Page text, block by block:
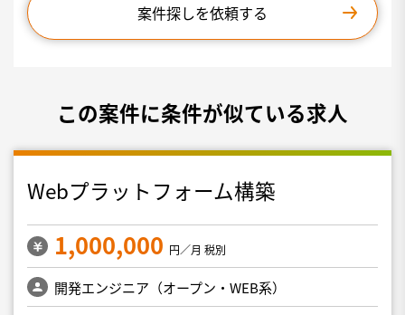
案件探しを依頼する
この案件に条件が似ている求人
Webプラットフォーム構築
1,000,000 円／月 税別
開発エンジニア（オープン・WEB系）